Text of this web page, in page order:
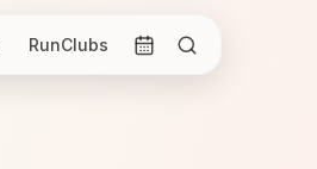
RunClubs